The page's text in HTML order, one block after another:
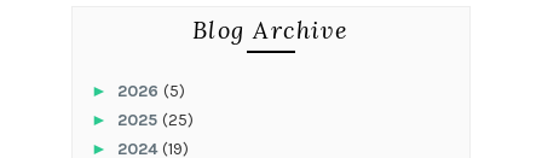
Blog Archive
► 2026 (5)
► 2025 (25)
► 2024(19)